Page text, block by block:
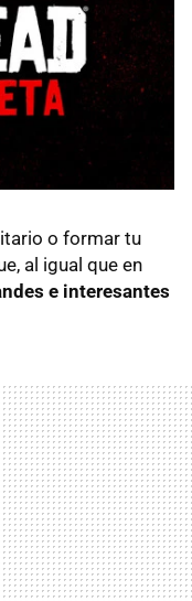
o formar tu
al igual que en
e interesantes